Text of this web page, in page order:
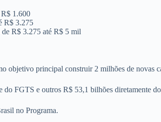
1.600
R$ 3.275
R$ 3.275 até R$ 5 mil
objetivo principal construir 2 milhões de novas
FGTS e outros R$ 53,1 bilhões diretamente
no Programa.